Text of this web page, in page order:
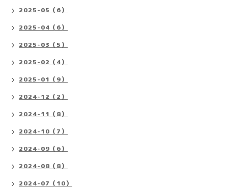
2025-05（6）
2025-04（6）
2025-03（5）
2025-02（4）
2025-01（9）
2024-12（2）
2024-11（8）
2024-10（7）
2024-09（6）
2024-08（8）
2024-07（10）